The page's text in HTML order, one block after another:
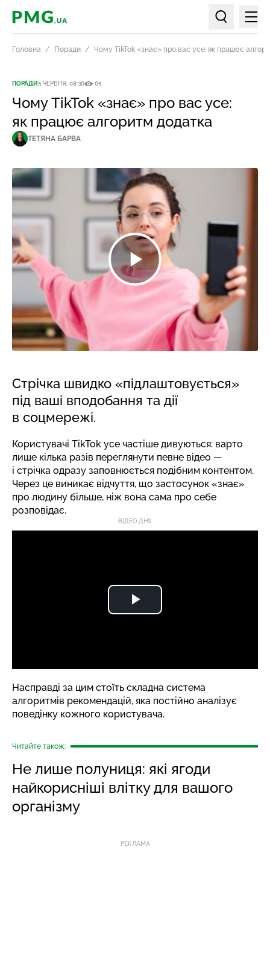
PMG.ua
Пошук по
Головна Поради Чому TikTok «знає» про вас усе: як працює
ПОРАДИ5 ЧЕРВНЯ, 08:36 65
Чому TikTok «знає» про вас усе:
як працює алгоритм додатка
ТЕТЯНА БАРВА
Стрічка швидко «підлаштовується»
під ваші вподобання та дії
в соцмережі.
Користувачі TikTok усе частіше дивуються: варто
лише кілька разів переглянути певне відео —
і стрічка одразу заповнюється подібним контентом.
Через це виникає відчуття, що застосунок «знає»
про людину більше, ніж вона сама про себе
розповідає.
ВІДЕО ДНЯ
Насправді за цим стоїть складна система
алгоритмів рекомендацій, яка постійно аналізує
поведінку кожного користувача.
Читайте також:
Не лише полуниця: які ягоди
найкорисніші влітку для вашого
організму
РЕКЛАМА